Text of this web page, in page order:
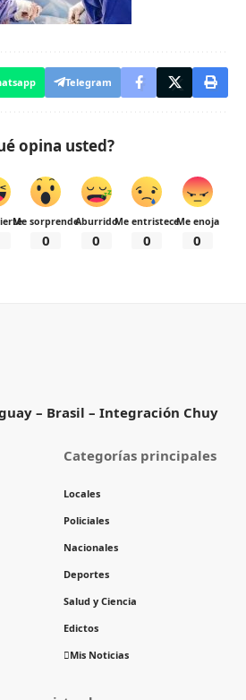
Telegram
opina usted?
Me sorprende
0
Aburrido
0
Me entristece
0
Me enoja
0
– Brasil – Integración Chuy
Categorías principales
Locales
Policiales
Nacionales
Deportes
Salud y Ciencia
Edictos
Mis Noticias